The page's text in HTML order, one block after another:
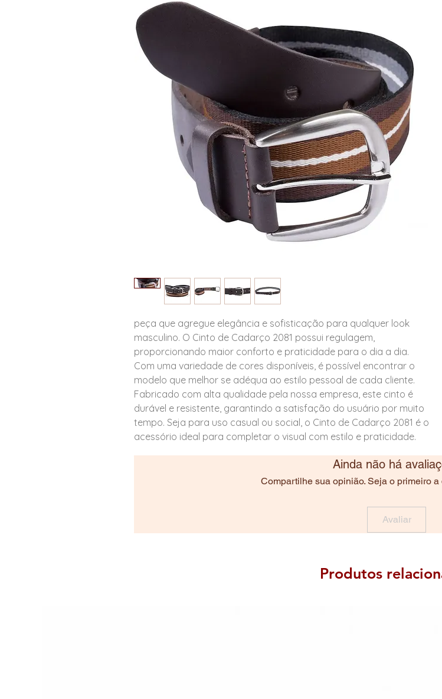
peça que agregue elegância e sofisticação para qualquer look
masculino. O Cinto de Cadarço 2081 possui regulagem,
proporcionando maior conforto e praticidade para o dia a dia.
Com uma variedade de cores disponíveis, é possível encontrar o
modelo que melhor se adéqua ao estilo pessoal de cada cliente.
Fabricado com alta qualidade pela nossa empresa, este cinto é
durável e resistente, garantindo a satisfação do usuário por muito
tempo. Seja para uso casual ou social, o Cinto de Cadarço 2081 é o
acessório ideal para completar o visual com estilo e praticidade.
Ainda não há
Compartilhe sua opinião. Seja o primeiro
Avaliar
Produtos